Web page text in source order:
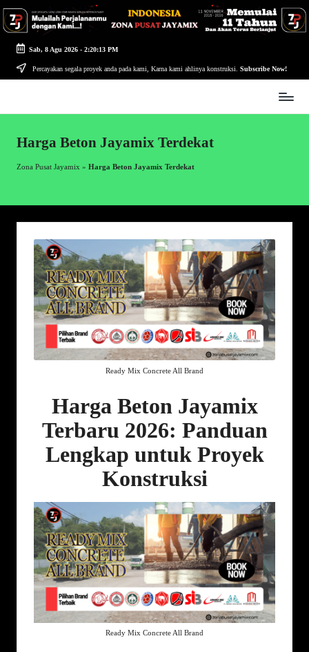
Skip
content
Sab, 8 Agu 2026- 2:20:14 PM
Percayakan segala proyek anda pada kami, Karna kami ahlinya konstruksi. Subscribe Now!
-
Ahlinya
Harga Beton Jayamix Terdekat
Zona Pusat Jayamix » Harga Beton Jayamix Terdekat
Ready Mix Concrete All Brand
Harga Beton Jayamix
Terbaru 2026: Panduan
Lengkap untuk Proyek
Konstruksi
Ready Mix Concrete All Brand